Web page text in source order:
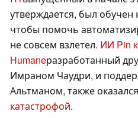
утверждается, был
чтобы помочь
не совсем взлетел. ИИ Pin
Humaneразработанный
Имраном Чаудри, и
Альтманом, также оказался
катастрофой.